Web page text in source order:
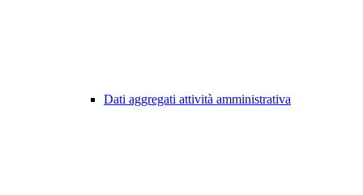
Dati aggregati attività amministrativa